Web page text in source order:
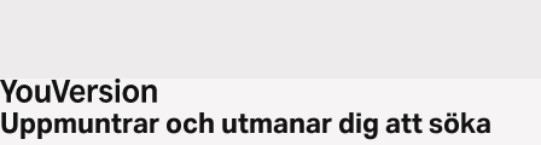
Uppmuntrar och utmanar dig att söka